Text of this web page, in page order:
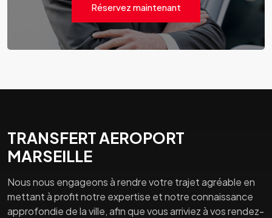
Réservez maintenant
TRANSFERT AEROPORT
MARSEILLE
Nous nous engageons à rendre votre trajet agréable en
mettant à profit notre expertise et notre connaissance
approfondie de la ville, afin que vous arriviez à vos rendez-